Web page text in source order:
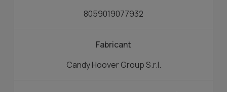
8059019077932
Fabricant
Candy Hoover Group S.r.l.